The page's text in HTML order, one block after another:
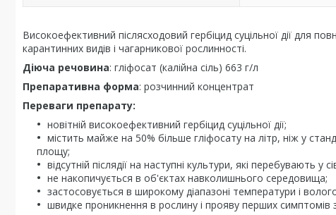
Високоефективний післясходовий гербіцид суцільної дії для
карантинних видів і чагарникової рослинності.
Діюча речовина: гліфосат (калійна сіль) 663 г/л
Препаративна форма: розчинний концентрат
Переваги препарату:
новітній високоефективний гербіцид суцільної дії;
містить майже на 50% більше гліфосату на літр, ніж у
площу;
відсутній післядії на наступні культури, які перебувають у
не накопичується в об'єктах навколишнього середовища;
застосовується в широкому діапазоні температури і
швидке проникнення в рослину і прояву перших симптомів